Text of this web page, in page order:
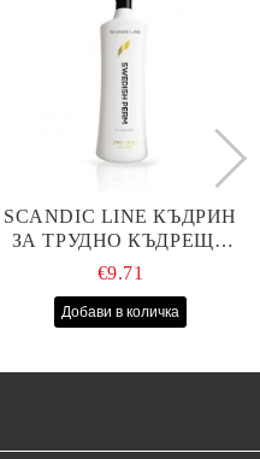
SCANDIC LINE КЪДРИН
ЗА ТРУДНО КЪДРЕЩА
СЕ КОСА 1000МЛ
€9.71